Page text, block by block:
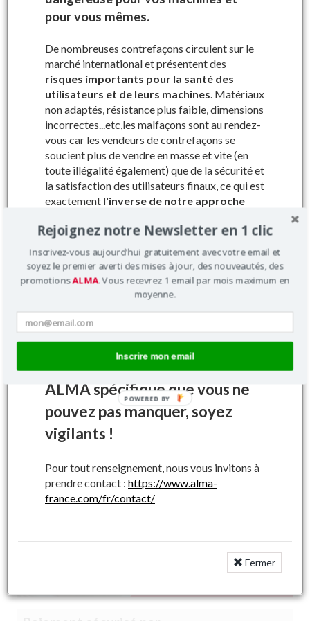
pour vous mêmes.
De nombreuses contrefaçons circulent sur le
marché international et présentent des
risques importants pour la santé des
utilisateurs et de leurs machines. Matériaux
non adaptés, résistance plus faible, dimensions
incorrectes...etc,les malfaçons sont au rendez-
vous car les vendeurs de contrefaçons se
soucient plus de vendre en masse et vite (en
toute illégalité également) que de la sécurité et
la satisfaction des utilisateurs finaux, ce qui est
exactement l'inverse de notre approche
Dans tous les casles pièces d’origine
constructeur sont conseillées car elles
sont sécurisées, plus solides et surtout
adaptées à 100% à leur utilisation
Pour information, les
secoueurs, bras de commande
et godets ont un marquage
ALMA spécifique que vous ne
pouvez pas manquer, soyez
vigilants !
Pour tout renseignement, nous vous invitons à
prendre contact : https://www.alma-
france.com/fr/contact/
Fermer
Dans le cadre de notre démarche qualité, nous vous
commandées grâce au numéro de sériede votre
machine à vendanger.
Où trouver votre numéro de série ?
Ref 100089 : Dent pick up
Prix : 42.4 € HT
Pour machines types : Broyeur
à lames 1000 et 1200
Filtrer par types de machines
Recherches pièces et accessoires
Vous ne trouvez pas une référence ?
<<<
Rejoignez notre Newsletter en 1 clic
Inscrivez-vous aujourd'hui gratuitement avec votre email et
soyez le premier averti des mises à jour, des nouveautés, des
promotionsALMA. Vous recevrez 1 email par mois maximum en
moyenne.
Inscrire mon email
POWERED BY